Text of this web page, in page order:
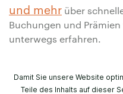
und mehr über
Buchungen und Prämien
unterwegs erfahren.
Damit Sie unsere Website
Teile des Inhalts auf dieser